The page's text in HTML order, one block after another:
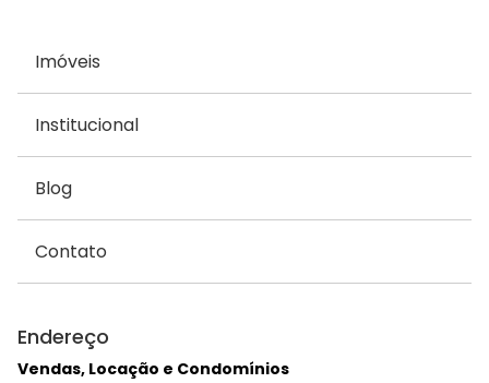
Imóveis
Institucional
Blog
Contato
Endereço
Vendas, Locação e Condomínios